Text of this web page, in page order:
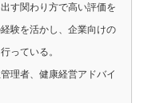
す関わり方で高い評価を
験を活かし、企業向けの
っている。
理者、健康経営アドバイ